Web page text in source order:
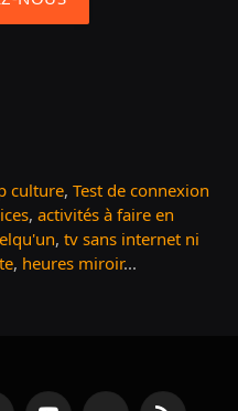
culture, Test de connexion
, activités à faire en
, tv sans internet ni
, heures miroir...